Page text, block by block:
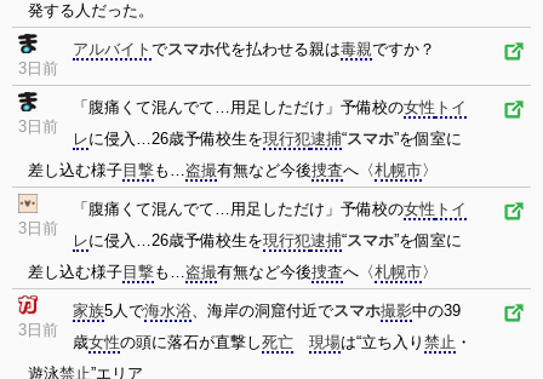
発する人だった。
3日前
アルバイト でスマホ代を払わせる親は毒親ですか？
3日前
「腹痛くて混んでて…用足しただけ」予備校の女性 トイ
レに侵入…26歳予備校生を現行犯逮捕“スマホ”を個室に
差し込む様子目撃も…盗撮有無など今後捜査へ〈札幌市〉
3日前
「腹痛くて混んでて…用足しただけ」予備校の女性 トイ
レに侵入…26歳予備校生を現行犯逮捕“スマホ”を個室に
差し込む様子目撃も…盗撮有無など今後捜査へ〈札幌市〉
3日前
家族5人で海水浴、海岸の洞窟付近でスマホ撮影中の39
歳女性の頭に落石が直撃し死亡 現場は“立ち入り 禁止 ・
遊泳禁止”エリア